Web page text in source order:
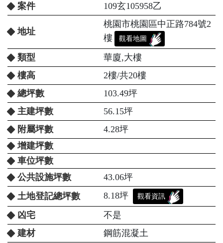
案件 109玄105958乙
地址
桃園市桃園區中正路784號2
樓
觀看地圖
類型
華廈,大樓
樓高
2樓/共20樓
總坪數
103.49坪
主建坪數
56.15坪
附屬坪數
4.28坪
增建坪數
車位坪數
公共設施坪數
43.06坪
土地登記總坪數
8.18坪 觀看資訊
凶宅
不是
建材
鋼筋混凝土